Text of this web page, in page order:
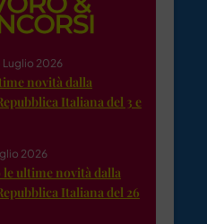
Luglio 2026
novità dalla
Italiana del 3 e
2026
le ultime novità dalla
Italiana del 26